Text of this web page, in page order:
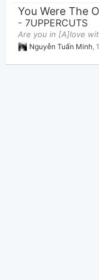
- 7UPPERCUTS
Nguyễn Tuấn Minh